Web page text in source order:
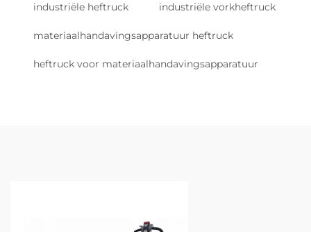
industriële heftruck industriële vorkheftruck
materiaalhandavingsapparatuur heftruck
heftruck voor materiaalhandavingsapparatuur